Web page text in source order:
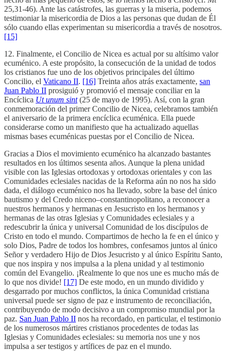
25,31-46). Ante las catástrofes, las guerras y la miseria, podemos
testimoniar la misericordia de Dios a las personas que dudan de Él
sólo cuando ellas experimentan su misericordia a través de nosotros.
[15]
12. Finalmente, el Concilio de Nicea es actual por su altísimo valor
ecuménico. A este propósito, la consecución de la unidad de todos
los cristianos fue uno de los objetivos principales del último
Concilio, el Vaticano II. [16] Treinta años atrás exactamente, san
Juan Pablo II prosiguió y promovió el mensaje conciliar en la
Encíclica Ut unum sint(25 de mayo de 1995). Así, con la gran
conmemoración del primer Concilio de Nicea, celebramos también
el aniversario de la primera encíclica ecuménica. Ella puede
considerarse como un manifiesto que ha actualizado aquellas
mismas bases ecuménicas puestas por el Concilio de Nicea.
Gracias a Dios el movimiento ecuménico ha alcanzado bastantes
resultados en los últimos sesenta años. Aunque la plena unidad
visible con las Iglesias ortodoxas y ortodoxas orientales y con las
Comunidades eclesiales nacidas de la Reforma aún no nos ha sido
dada, el diálogo ecuménico nos ha llevado, sobre la base del único
bautismo y del Credo niceno–constantinopolitano, a reconocer a
nuestros hermanos y hermanas en Jesucristo en los hermanos y
hermanas de las otras Iglesias y Comunidades eclesiales y a
redescubrir la única y universal Comunidad de los discípulos de
Cristo en todo el mundo. Compartimos de hecho la fe en el único y
solo Dios, Padre de todos los hombres, confesamos juntos al único
Señor y verdadero Hijo de Dios Jesucristo y al único Espíritu Santo,
que nos inspira y nos impulsa a la plena unidad y al testimonio
común del Evangelio. ¡Realmente lo que nos une es mucho más de
lo que nos divide! [17] De este modo, en un mundo dividido y
desgarrado por muchos conflictos, la única Comunidad cristiana
universal puede ser signo de paz e instrumento de reconciliación,
contribuyendo de modo decisivo a un compromiso mundial por la
paz. San Juan Pablo II nos ha recordado, en particular, el testimonio
de los numerosos mártires cristianos procedentes de todas las
Iglesias y Comunidades eclesiales: su memoria nos une y nos
impulsa a ser testigos y artífices de paz en el mundo.